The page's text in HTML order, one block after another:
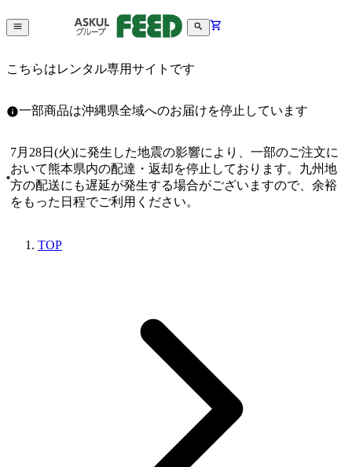
こちらはレンタル専用サイトです
一部商品は沖縄県全域へのお届けを停止しています
7月28日(火)に発生した地震の影響により、一部のご注文に
おいて熊本県内の配達・返却を停止しております。九州地
方の配送にも遅延が発生する場合がございますので、余裕
をもった日程でご利用ください。
TOP